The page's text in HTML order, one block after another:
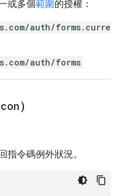
或多個範圍的授權：
auth/forms.curre
auth/forms
指令碼例外狀況。